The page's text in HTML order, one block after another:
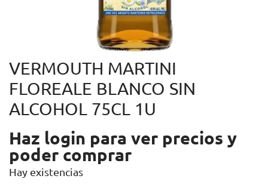
VERMOUTH MARTINI
FLOREALE BLANCO SIN
ALCOHOL 75CL 1U
Haz login para ver precios y
poder comprar
Hay existencias